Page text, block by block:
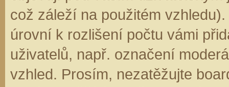
což záleží na použitém
úrovní k rozlišení počtu vámi
uživatelů, např. označení
vzhled. Prosím, nezatěžujte